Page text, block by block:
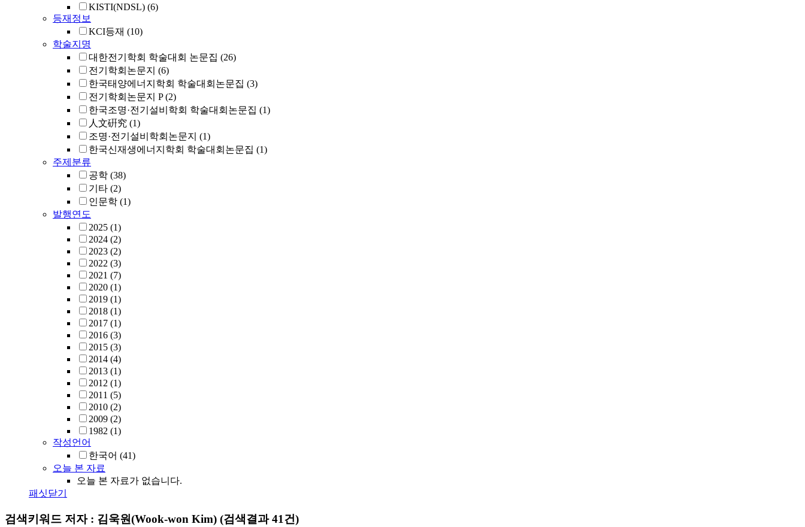
KISTI(NDSL) (6)
등재정보
KCI등재 (10)
학술지명
대한전기학회 학술대회 논문집 (26)
전기학회논문지 (6)
한국태양에너지학회 학술대회논문집 (3)
전기학회논문지 P (2)
한국조명·전기설비학회 학술대회논문집 (1)
人文硏究 (1)
조명·전기설비학회논문지 (1)
한국신재생에너지학회 학술대회논문집 (1)
주제분류
공학 (38)
기타 (2)
인문학 (1)
발행연도
2025 (1)
2024 (2)
2023 (2)
2022 (3)
2021 (7)
2020 (1)
2019 (1)
2018 (1)
2017 (1)
2016 (3)
2015 (3)
2014 (4)
2013 (1)
2012 (1)
2011 (5)
2010 (2)
2009 (2)
1982 (1)
작성언어
한국어 (41)
오늘 본 자료
오늘 본 자료가 없습니다.
패싯닫기
검색키워드 저자 : 김욱원(Wook-won Kim) (검색결과 41건)